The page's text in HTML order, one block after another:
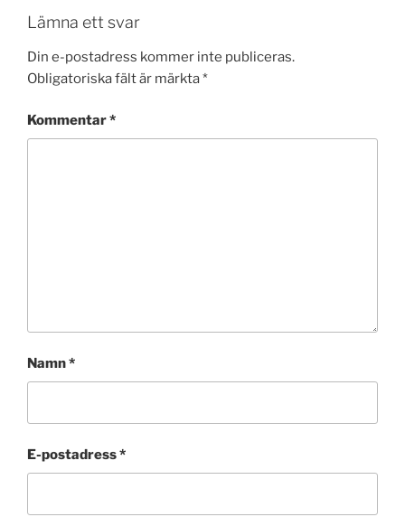
Lämna ett svar
Din e-postadress kommer inte publiceras.
Obligatoriska fält är märkta*
Kommentar*
Namn*
E-postadress*